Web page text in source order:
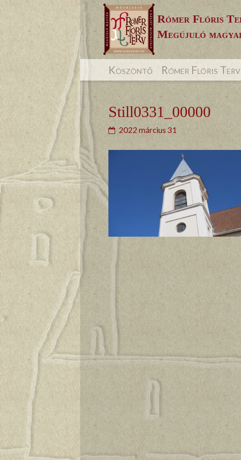
Skip
content
Rómer Flóris
Megújuló
Köszöntő Rómer Flóris Terv
Still0331_00000
2022 március 31